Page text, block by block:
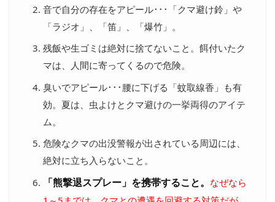
音で自分の存在をアピール･･･「クマ避け鈴」や
「ラジオ」、「笛」、「爆竹」。
残飯や生ゴミは絶対に捨てないこと。餌付いたク
マは、人間に寄ってくるので危険。
臭いでアピール･･･腰に下げる「蚊取線香」も有
効。夏は、虫よけとクマ避けの一挙両得のアイテ
ム。
危険なクマの出没警報が出されている周辺には、
絶対に立ち入らないこと。
「熊撃退スプレー」を携帯すること。 なぜなら